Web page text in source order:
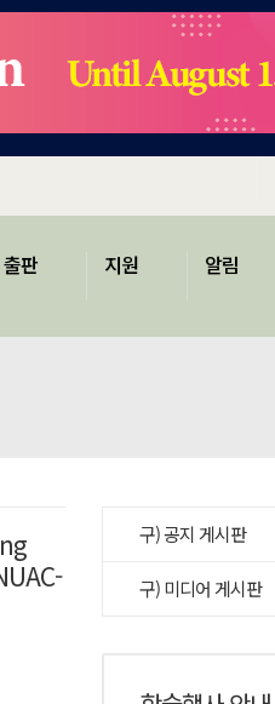
출판 지원 알림
구) 공지 게시판
구) 미디어 게시판